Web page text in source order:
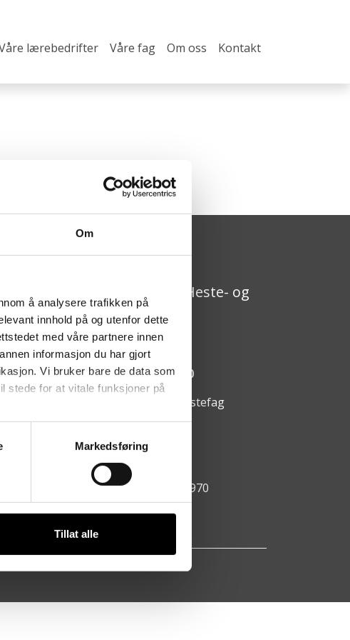
Om
å analysere trafikken på
innhold på og utenfor dette
med våre partnere innen
informasjon du har gjort
Vi bruker bare de data som
stede for at vitale funksjoner på
Markedsføring
Tillat alle
lærebedrifter Våre fag Om oss Kontakt
Opplæringskontoret for Heste- og
Hovslagerfaget
Starumsvegen 64, 2850 Lena
Åpningstider:
Mandag - fredag kl. 08:00 - 15:00
https://www.facebook.com/hestefag
ao@hestefag.no
Organisasjonsnummer: 981 112 970